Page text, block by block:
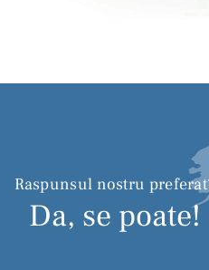
Raspunsul nostru
Da, se poate!